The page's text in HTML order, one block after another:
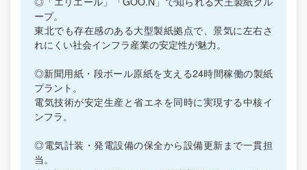
ープ。
東北でも存在感のある大型製紙拠点で、景気に左右さ
れにくい社会インフラ産業の安定性が魅力。
◎新聞用紙・段ボール原紙を支える24時間稼働の製紙
プラント。
電気技術が安定生産と省エネを同時に実現する中核イ
ンフラ。
◎電気計装・発電設備の保全から設備更新まで一貫担
当。